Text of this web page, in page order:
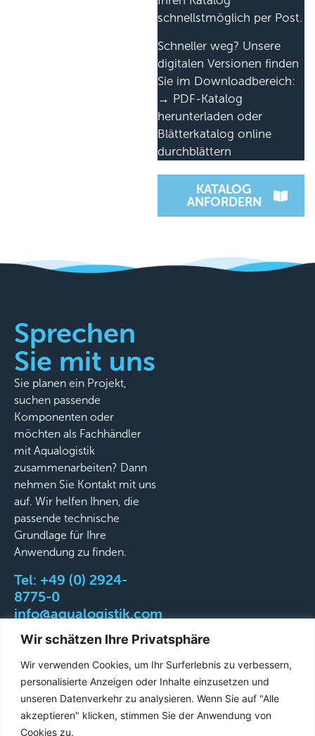
Wir schätzen Ihre Privatsphäre
Wir verwenden Cookies, um Ihr Surferlebnis zu verbessern,
personalisierte Anzeigen oder Inhalte einzusetzen und
unseren Datenverkehr zu analysieren. Wenn Sie auf "Alle
akzeptieren" klicken, stimmen Sie der Anwendung von
Cookies zu.
schnellstmöglich per Post.
Schneller weg? Unsere
digitalen Versionen finden
Sie im Downloadbereich:
→ PDF-Katalog
herunterladen oder
Blätterkatalog online
durchblättern
KATALOG
ANFORDERN
Sprechen
Sie mit uns
Sie planen ein Projekt,
suchen passende
Komponenten oder
möchten als Fachhändler
mit Aqualogistik
zusammenarbeiten? Dann
nehmen Sie Kontakt mit uns
auf. Wir helfen Ihnen, die
passende technische
Grundlage für Ihre
Anwendung zu finden.
Tel: +49 (0) 2924-
8775-0
info@aqualogistik.com
©
2026
Aqualogistik.
AGB Impressum Datenschutz
Liefer-&
Versandbedingungen